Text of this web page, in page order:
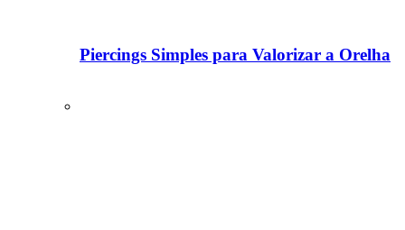
Piercings Simples para Valorizar a Orelha